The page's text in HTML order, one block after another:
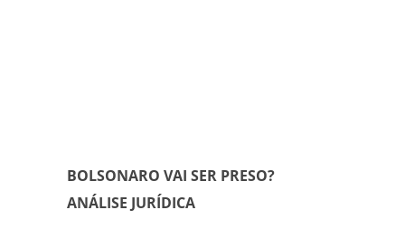
BOLSONARO VAI SER PRESO?
ANÁLISE JURÍDICA